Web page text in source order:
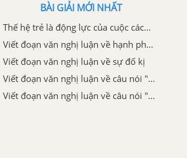
BÀI GIẢI MỚI NHẤT
Thế hệ trẻ là động lực của cuộc cách mạng công nghệ 4.0 nơi trí nhân tạo tự động hoá và dữ liệu lớn đóng vai trò cốt lõi lớp 12
Viết đoạn văn nghị luận về hạnh phúc
Viết đoạn văn nghị luận về sự đố kị
Viết đoạn văn nghị luận về câu nói "Nơi nào có ý chí, nơi đó có con đường"
Viết đoạn văn nghị luận về câu nói "Có những người không dám bước đi vì sợ gãy chân, nhưng sợ gãy chân mà không dám bước đi thì khác nào chân đã gãy"